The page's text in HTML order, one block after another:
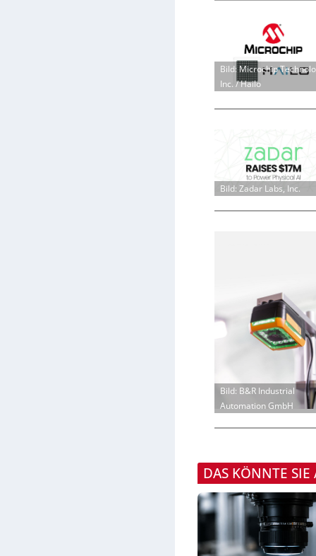
Bild: Microchip
Inc. / Hailo
Bild: Zadar Labs, Inc.
Bild: B&R Industrial
Automation GmbH
DAS KÖNNTE SIE